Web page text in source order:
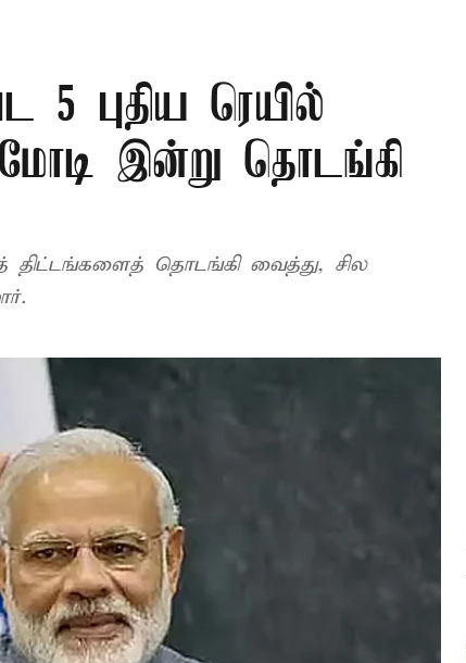
5 புதிய ரெயில்
இன்று தொடங்கி
திட்டங்களைத் தொடங்கி வைத்து, சில